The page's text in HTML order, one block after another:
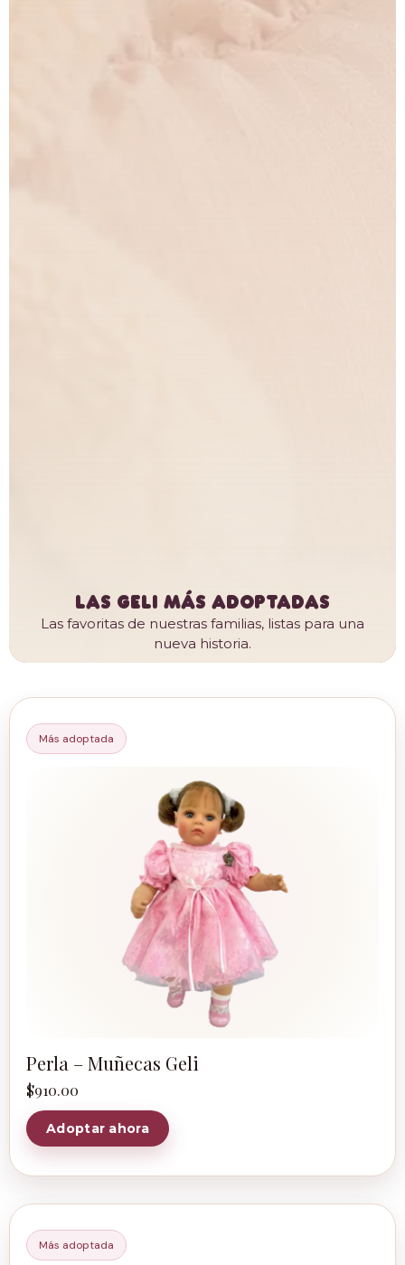
Las Geli más adoptadas
Las favoritas de nuestras familias, listas para una
nueva historia.
Más adoptada
Perla – Muñecas Geli
$910.00
Adoptar ahora
Más adoptada